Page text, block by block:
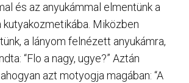
és az anyukámmal elmentünk a
kutyakozmetikába. Miközben
a lányom felnézett anyukámra,
“Flo a nagy, ugye?” Aztán
azt motyogja magában: “A